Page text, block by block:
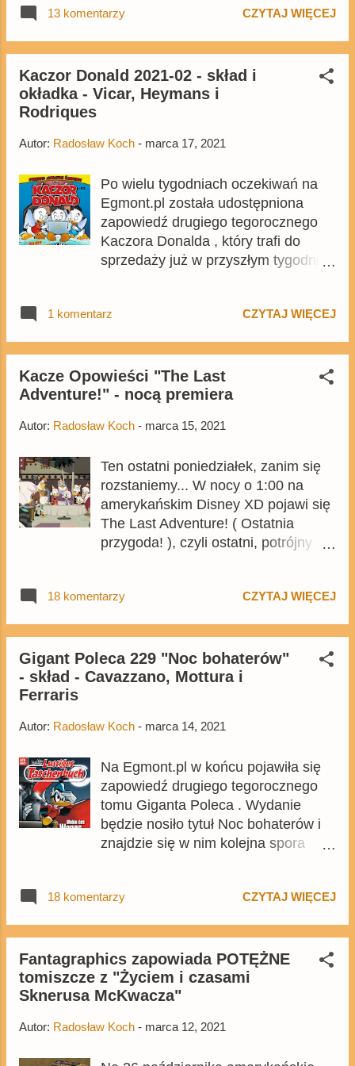
kaczym mścicielem, czyli
lutowego wydania niemieckiego
Lustiges Taschenbuch . Okładka -
rys. Stefano Intini Krąg
30 stron Pomysłowy obibok - 1
Francesco Artibani, rys. Paolo
Mottura - 35 stron W morkach
pradziejów - 24 stron Świątynia
Smoka - 22 strony Przygoda na
Grenlandii - scen. Lars Jensen, rys.
26 stron Opowieści dzioba i szpady -
30 stron Z własnego ogródka - 20
stron Na kanapie ...
13 komentarzy CZYTAJ WIĘCEJ
Kaczor Donald 2021-02 - skład i
okładka - Vicar, Heymans i
Rodriques
Autor: Radosław Koch - marca 17, 2021
Po wielu tygodniach oczekiwań na
Egmont.pl została udostępniona
zapowiedź drugiego tegorocznego
Kaczora Donalda , który trafi do
sprzedaży już w przyszłym tygodniu,
pojawi się kilka ciekawych historyjek,
polsku klasyczna opowieść. Numer
w dużej części będzie przedrukiem
trzeciego tegorocznego wydania
1 komentarz CZYTAJ WIĘCEJ
Kacze Opowieści "The Last
Adventure!" - nocą premiera
Autor: Radosław Koch - marca 15, 2021
Ten ostatni poniedziałek, zanim się
rozstaniemy... W nocy o 1:00 na
amerykańskim Disney XD pojawi się
The Last Adventure! ( Ostatnia
przygoda! ), czyli ostatni, potrójny
w amerykańskiej usłudze VOD -
brakuje wiele zwrotów akcji, które
wpłyną na całe uniwersum, pojawią
się też Fizia i Mizia.
18 komentarzy CZYTAJ WIĘCEJ
Gigant Poleca 229 "Noc bohaterów"
- skład - Cavazzano, Mottura i
Ferraris
Autor: Radosław Koch - marca 14, 2021
Na Egmont.pl w końcu pojawiła się
zapowiedź drugiego tegorocznego
tomu Giganta Poleca . Wydanie
będzie nosiło tytuł Noc bohaterów i
znajdzie się w nim kolejna spora
głośny komiks, ale kilka historii
będzie kopią lutowego wydania
niemieckiego Lustiges Taschenbuch
. Okładka - rys. Stefano Intini Das
Rad des Schicksals - scen. Peter
30 stron Il fine giustifica i pigri - 1
18 komentarzy CZYTAJ WIĘCEJ
Fantagraphics zapowiada POTĘŻNE
tomiszcze z "Życiem i czasami
Sknerusa McKwacza"
Autor: Radosław Koch - marca 12, 2021